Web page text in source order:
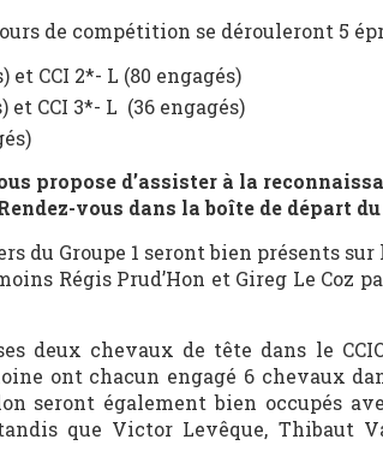
de compétition se dérouleront 5
et CCI 2*- L (80 engagés)
et CCI 3*- L (36 engagés)
propose d’assister à la
vous dans la boîte de départ
du Groupe 1 seront bien présents
Régis Prud’Hon et Gireg Le
deux chevaux de tête dans le
ont chacun engagé 6 chevaux
seront également bien occupés
que Victor Levêque,